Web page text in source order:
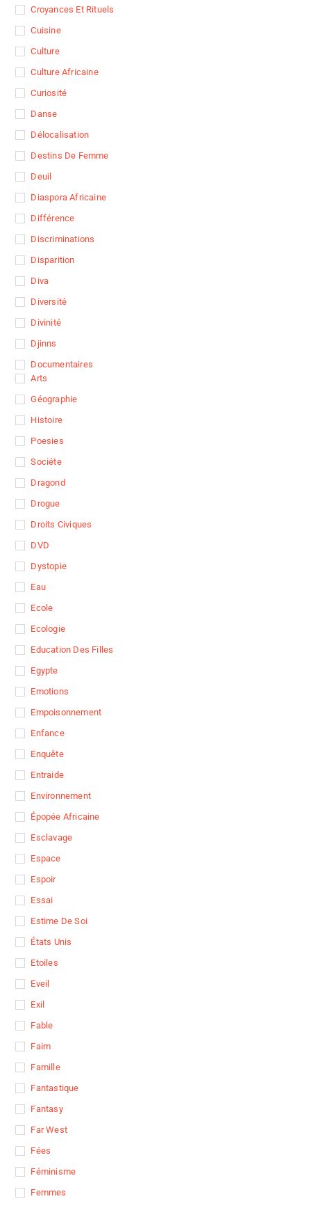
Croyances Et Rituels
Cuisine
Culture
Culture Africaine
Curiosité
Danse
Délocalisation
Destins De Femme
Deuil
Diaspora Africaine
Différence
Discriminations
Disparition
Diva
Diversité
Divinité
Djinns
Documentaires
Arts
Géographie
Histoire
Poesies
Sociéte
Dragond
Drogue
Droits Civiques
DVD
Dystopie
Eau
Ecole
Ecologie
Education Des Filles
Egypte
Emotions
Empoisonnement
Enfance
Enquête
Entraide
Environnement
Épopée Africaine
Esclavage
Espace
Espoir
Essai
Estime De Soi
États Unis
Etoiles
Eveil
Exil
Fable
Faim
Famille
Fantastique
Fantasy
Far West
Fées
Féminisme
Femmes